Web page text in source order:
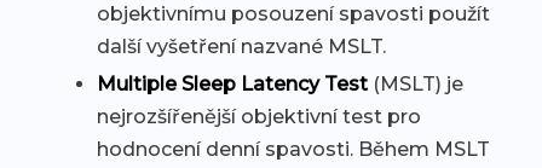
objektivnímu posouzení spavosti použít
další vyšetření nazvané MSLT.
Multiple Sleep Latency Test (MSLT) je
nejrozšířenější objektivní test pro
hodnocení denní spavosti. Během MSLT